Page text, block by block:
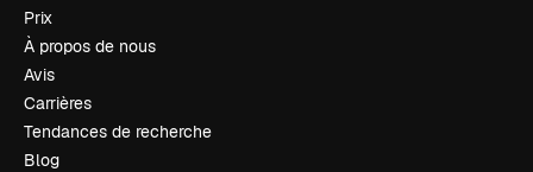
Prix
À propos de nous
Avis
Carrières
Tendances de recherche
Blog